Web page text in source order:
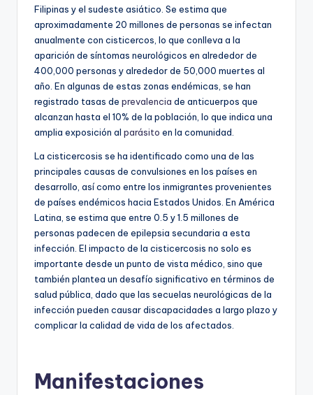
Filipinas y el sudeste asiático. Se estima que
aproximadamente 20 millones de personas se infectan
anualmente con cisticercos, lo que conlleva a la
aparición de síntomas neurológicos en alrededor de
400,000 personas y alrededor de 50,000 muertes al
año. En algunas de estas zonas endémicas, se han
registrado tasas de prevalencia de anticuerpos que
alcanzan hasta el 10% de la población, lo que indica una
amplia exposición al parásito en la comunidad.
La cisticercosis se ha identificado como una de las
principales causas de convulsiones en los países en
desarrollo, así como entre los inmigrantes provenientes
de países endémicos hacia Estados Unidos. En América
Latina, se estima que entre 0.5 y 1.5 millones de
personas padecen de epilepsia secundaria a esta
infección. El impacto de la cisticercosis no solo es
importante desde un punto de vista médico, sino que
también plantea un desafío significativo en términos de
salud pública, dado que las secuelas neurológicas de la
infección pueden causar discapacidades a largo plazo y
complicar la calidad de vida de los afectados.
Manifestaciones